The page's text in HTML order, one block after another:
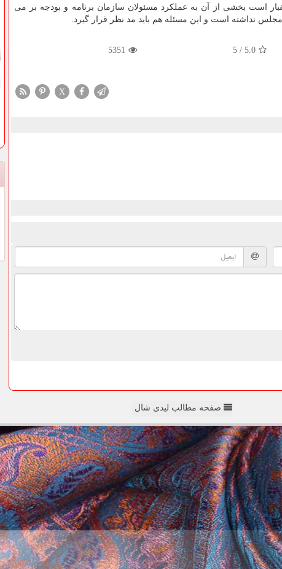
است بخشی از آن به عملكرد مسئولان سازمان برنامه و بودجه بر می
مجلس نداشته است و این مسئله هم باید مد نظر قرار گیرد.
5.0
/
5
5351
X
صفحه مطالب لیدی شال